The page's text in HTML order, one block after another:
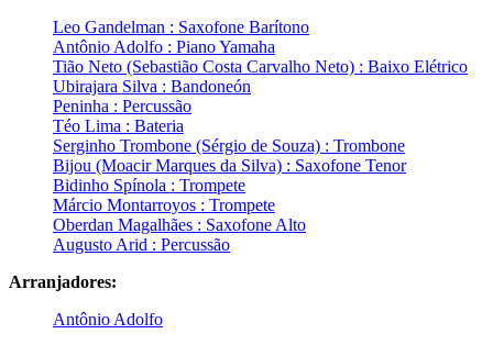
Leo Gandelman : Saxofone Barítono
Antônio Adolfo : Piano Yamaha
Tião Neto (Sebastião Costa Carvalho Neto) : Baixo Elétrico
Ubirajara Silva : Bandoneón
Peninha : Percussão
Téo Lima : Bateria
Serginho Trombone (Sérgio de Souza) : Trombone
Bijou (Moacir Marques da Silva) : Saxofone Tenor
Bidinho Spínola : Trompete
Márcio Montarroyos : Trompete
Oberdan Magalhães : Saxofone Alto
Augusto Arid : Percussão
Arranjadores:
Antônio Adolfo